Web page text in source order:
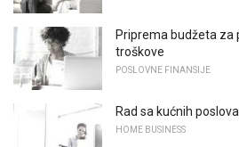
Priprema budžeta za
troškove
POSLOVNE FINANSIJE
Rad sa kućnih
HOME BUSINESS